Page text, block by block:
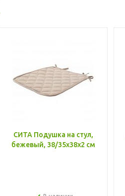
СИТА Подушка на стул,
бежевый, 38/35x38x2 см